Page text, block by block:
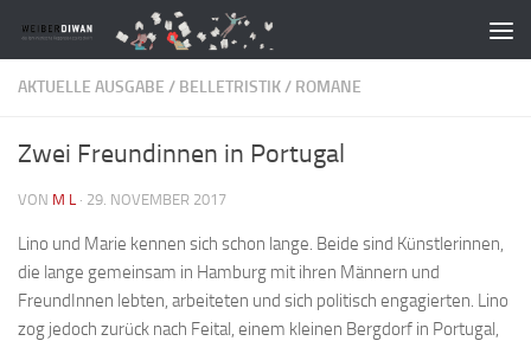
Zum Inhalt springen
AKTUELLE AUSGABE / BELLETRISTIK/ ROMANE
Zwei Freundinnen in Portugal
VON M L · 29. NOVEMBER 2017
Lino und Marie kennen sich schon lange. Beide sind Künstlerinnen,
die lange gemeinsam in Hamburg mit ihren Männern und
FreundInnen lebten, arbeiteten und sich politisch engagierten. Lino
zog jedoch zurück nach Feital, einem kleinen Bergdorf in Portugal,